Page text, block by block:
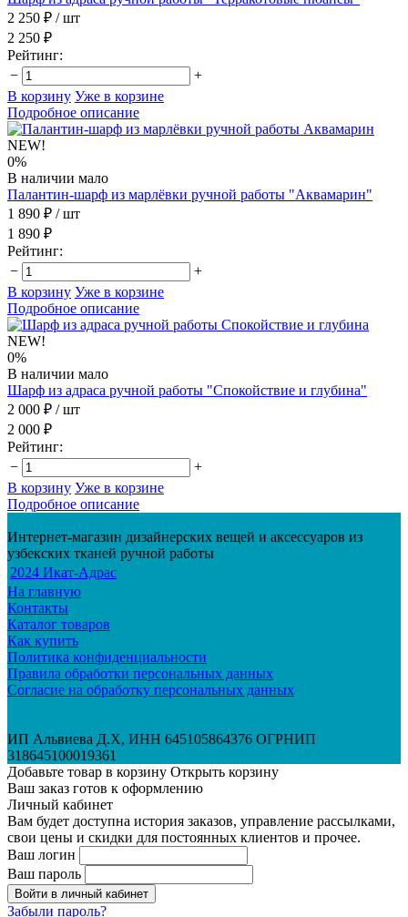
2 250 ₽ / шт
2 250 ₽
Рейтинг:
−
+
В корзину Уже в корзине
Подробное описание
NEW!
0%
В наличии мало
Палантин-шарф из марлёвки ручной работы "Аквамарин"
1 890 ₽ / шт
1 890 ₽
Рейтинг:
−
+
В корзину Уже в корзине
Подробное описание
NEW!
0%
В наличии мало
Шарф из адраса ручной работы "Спокойствие и глубина"
2 000 ₽ / шт
2 000 ₽
Рейтинг:
−
+
В корзину Уже в корзине
Подробное описание
Интернет-магазин дизайнерских вещей и аксессуаров из
узбекских тканей ручной работы
2024 Икат-Адрас
На главную
Контакты
Каталог товаров
Как купить
Политика конфиденциальности
Правила обработки персональных данных
Согласие на обработку персональных данных
ИП Альвиева Д.Х, ИНН 645105864376 ОГРНИП
318645100019361
Добавьте товар в корзину Открыть корзину
Ваш заказ готов к оформлению
Личный кабинет
Вам будет доступна история заказов, управление рассылками,
свои цены и скидки для постоянных клиентов и прочее.
Ваш логин
Ваш пароль
Войти в личный кабинет
Забыли пароль?